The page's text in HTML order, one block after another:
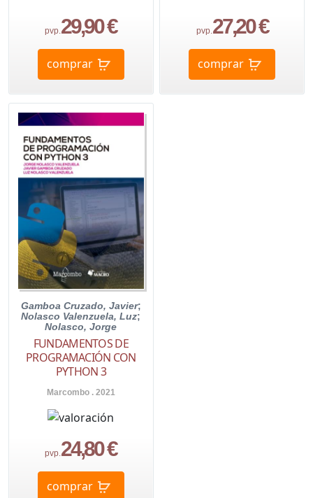
pvp.29,90 €
comprar
pvp.27,20 €
comprar
Gamboa Cruzado, Javier;
Nolasco Valenzuela, Luz;
Nolasco, Jorge
FUNDAMENTOS DE
PROGRAMACIÓN CON
PYTHON 3
Marcombo . 2021
pvp.24,80 €
comprar